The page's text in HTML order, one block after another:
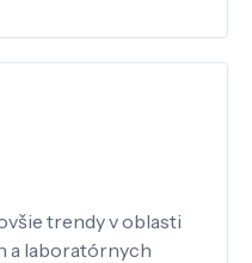
trendy v oblasti
a laboratórnych